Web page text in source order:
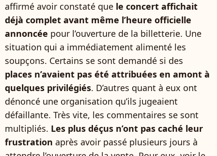
affirmé avoir constaté que le concert affichait
déjà complet avant même l’heure officielle
annoncée pour l’ouverture de la billetterie. Une
situation qui a immédiatement alimenté les
soupçons. Certains se sont demandé si des
places n’avaient pas été attribuées en amont à
quelques privilégiés. D’autres quant à eux ont
dénoncé une organisation qu’ils jugeaient
défaillante. Très vite, les commentaires se sont
multipliés. Les plus déçus n’ont pas caché leur
frustration après avoir passé plusieurs jours à